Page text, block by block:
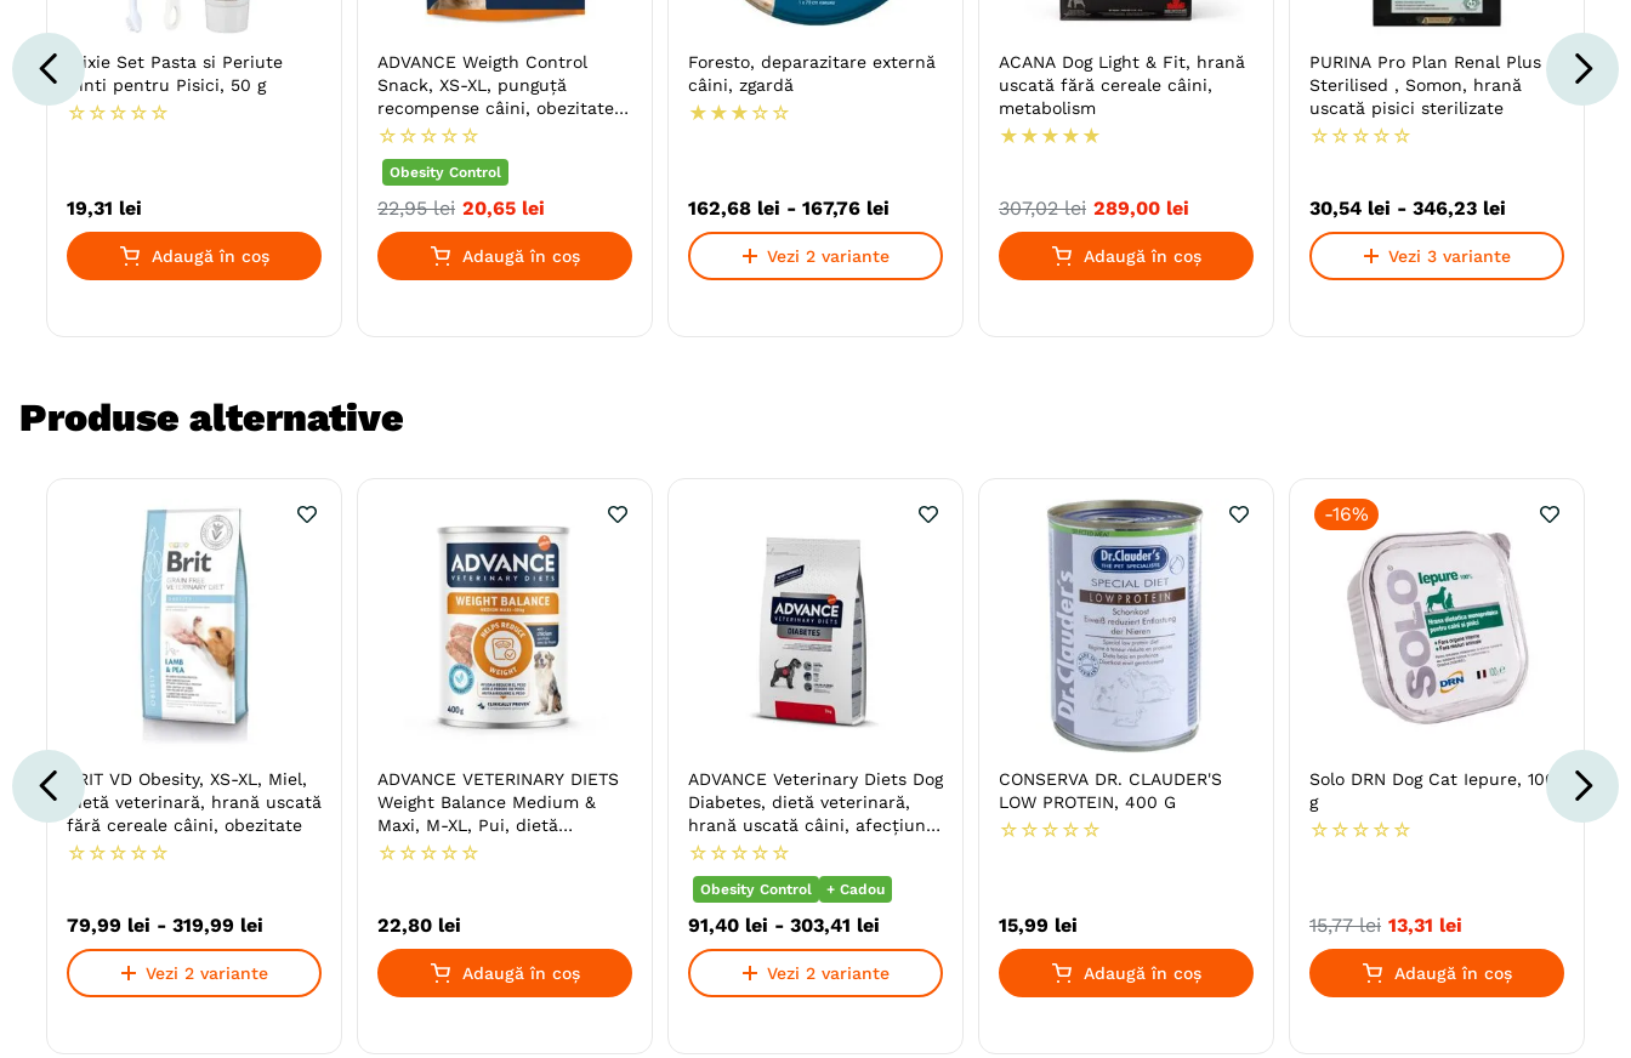
Trixie Set Pasta si Periute
Dinti pentru Pisici, 50 g
☆ ☆ ☆ ☆ ☆
19,31 lei
Adaugă în coș
ADVANCE Weigth Control
Snack, XS-XL, punguță
recompense câini, obezitate,
150g
☆ ☆ ☆ ☆ ☆
Obesity Control
22,95 lei 20,65 lei
Adaugă în coș
Foresto, deparazitare externă
câini, zgardă
★ ★ ★ ☆ ☆
162,68 lei - 167,76 lei
Vezi 2 variante
ACANA Dog Light & Fit, hrană
uscată fără cereale câini,
metabolism
★ ★ ★ ★ ★
307,02 lei 289,00 lei
Adaugă în coș
PURINA Pro Plan Renal Plus
Sterilised , Somon, hrană
uscată pisici sterilizate
☆ ☆ ☆ ☆ ☆
30,54 lei - 346,23 lei
Vezi 3 variante
Produse alternative
BRIT VD Obesity, XS-XL, Miel,
dietă veterinară, hrană uscată
fără cereale câini, obezitate
☆ ☆ ☆ ☆ ☆
79,99 lei - 319,99 lei
Vezi 2 variante
ADVANCE VETERINARY DIETS
Weight Balance Medium &
Maxi, M-XL, Pui, dietă
veterinară, conservă hrană
☆ ☆ ☆ ☆ ☆
22,80 lei
Adaugă în coș
ADVANCE Veterinary Diets Dog
Diabetes, dietă veterinară,
hrană uscată câini, afecțiuni
metabolice (diabet)
☆ ☆ ☆ ☆ ☆
Obesity Control + Cadou
91,40 lei - 303,41 lei
Vezi 2 variante
CONSERVA DR. CLAUDER'S
LOW PROTEIN, 400 G
☆ ☆ ☆ ☆ ☆
15,99 lei
Adaugă în coș
-16%
Solo DRN Dog Cat Iepure, 100
g
☆ ☆ ☆ ☆ ☆
15,77 lei 13,31 lei
Adaugă în coș